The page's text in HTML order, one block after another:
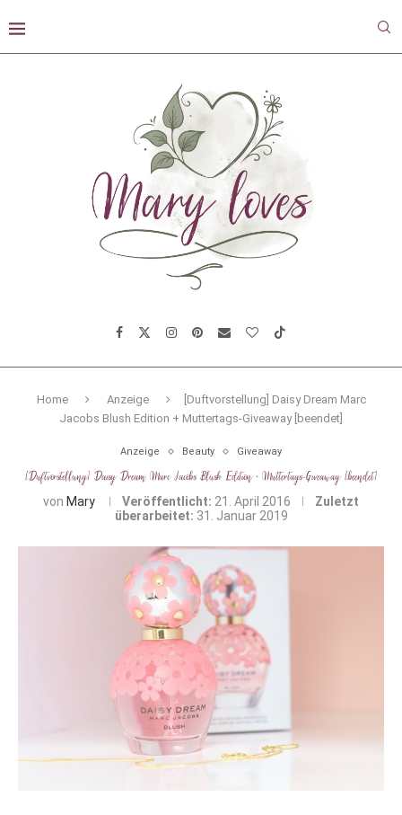
Home Anzeige
[Duftvorstellung] Daisy Dream Marc
Jacobs Blush Edition + Muttertags-Giveaway [beendet]
Anzeige Beauty Giveaway
[Duftvorstellung] Daisy Dream Marc Jacobs Blush Edition + Muttertags-Giveaway [beendet]
von Mary Veröffentlicht: 21. April 2016
Zuletzt
überarbeitet: 31. Januar 2019